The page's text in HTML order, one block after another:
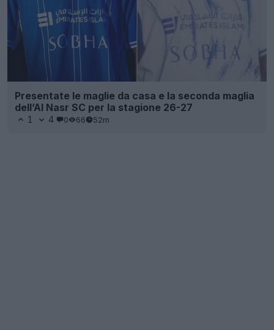
Presentate le maglie da casa e la seconda maglia
dell’Al Nasr SC per la stagione 26-27
1 4 0 66 52m